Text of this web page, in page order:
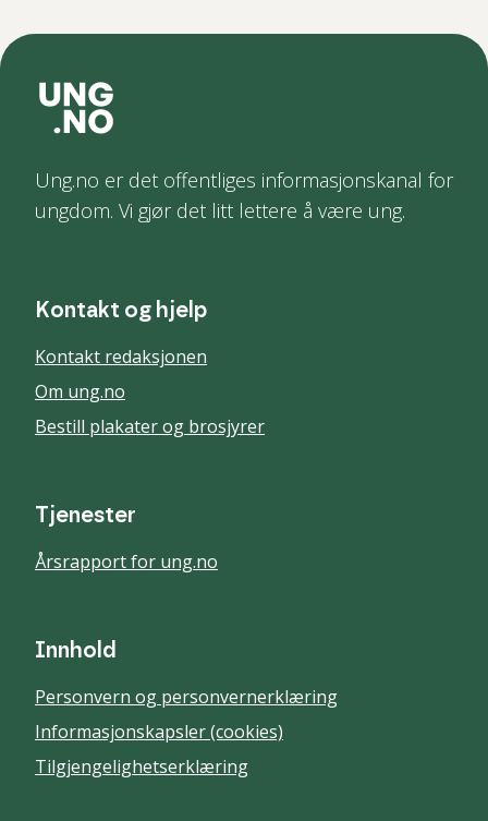
Ung.no er det offentliges informasjonskanal for
ungdom. Vi gjør det litt lettere å være ung.
Kontakt og hjelp
Kontakt redaksjonen
Om ung.no
Bestill plakater og brosjyrer
Tjenester
Årsrapport for ung.no
Innhold
Personvern og personvernerklæring
Informasjonskapsler (cookies)
Tilgjengelighetserklæring